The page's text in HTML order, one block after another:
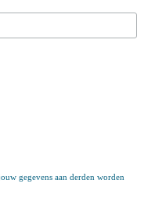
gegevens aan derden worden